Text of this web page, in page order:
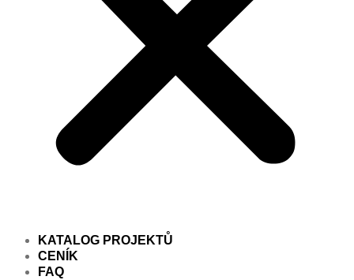
KATALOG PROJEKTŮ
CENÍK
FAQ